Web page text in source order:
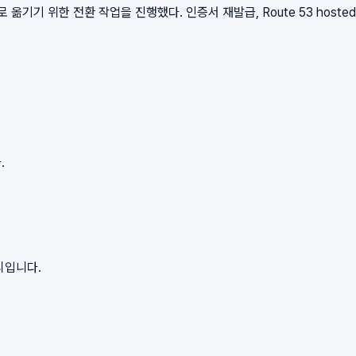
기기 위한 전환 작업을 진행했다. 인증서 재발급, Route 53
입니다.